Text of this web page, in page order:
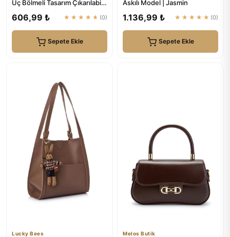
Üç Bölmeli Tasarım Çıkarılabilir
606,99 ₺ ★★★★★ (0)
Sepete Ekle
Askılı Model | Jasmin
1.136,99 ₺ ★★★★★ (0)
Sepete Ekle
Lucky Bees Melos Butik